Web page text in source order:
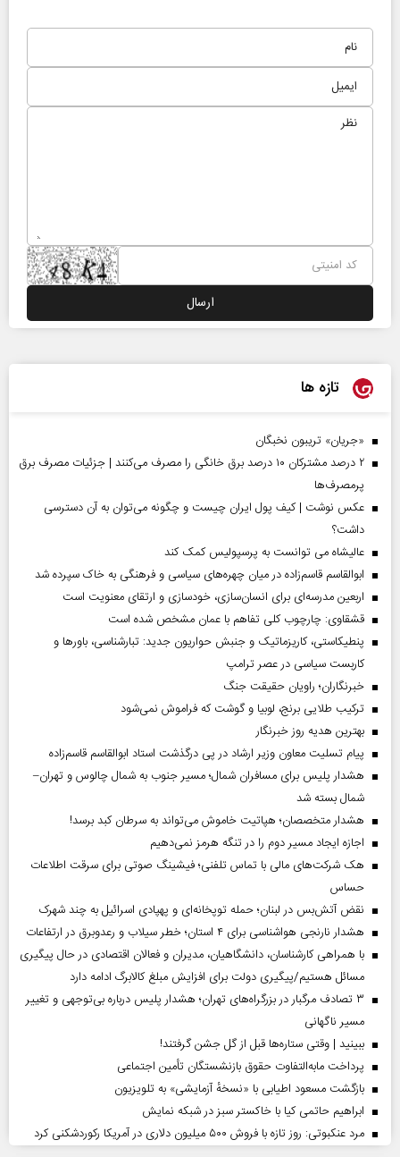
تازه ها
«جریان» تریبون نخبگان
۲ درصد مشترکان ۱۰ درصد برق خانگی را مصرف می‌کنند | جزئیات مصرف برق
پرمصرف‌ها
عکس نوشت | کیف پول ایران چیست و چگونه می‌توان به آن دسترسی
داشت؟
عالیشاه می توانست به پرسپولیس کمک کند
ابوالقاسم قاسم‌زاده در میان چهره‌های سیاسی و فرهنگی به خاک سپرده شد
اربعین مدرسه‌ای برای انسان‌سازی، خودسازی و ارتقای معنویت است
قشقاوی: چارچوب کلی تفاهم با عمان مشخص شده است
پنطیکاستی، کاریزماتیک و جنبش حواریون جدید: تبارشناسی، باور‌ها و
کاربست سیاسی در عصر ترامپ
خبرنگاران؛ راویان حقیقت جنگ
ترکیب طلایی برنج، لوبیا و گوشت که فراموش نمی‌شود
بهترین هدیه روز خبرنگار
پیام تسلیت معاون وزیر ارشاد در پی درگذشت استاد ابوالقاسم قاسم‌زاده
هشدار پلیس برای مسافران شمال؛ مسیر جنوب به شمال چالوس و تهران–
شمال بسته شد
هشدار متخصصان؛ هپاتیت خاموش می‌تواند به سرطان کبد برسد!
اجازه ایجاد مسیر دوم را در تنگه هرمز نمی‌دهیم
هک شرکت‌های مالی با تماس تلفنی؛ فیشینگ صوتی برای سرقت اطلاعات
حساس
نقض آتش‌بس در لبنان؛ حمله توپخانه‌ای و پهپادی اسرائیل به چند شهرک
هشدار نارنجی هواشناسی برای ۴ استان؛ خطر سیلاب و رعدوبرق در ارتفاعات
با همراهی کارشناسان، دانشگاهیان، مدیران و فعالان اقتصادی در حال پیگیری
مسائل هستیم/پیگیری دولت برای افزایش مبلغ کالابرگ ادامه دارد
۳ تصادف مرگبار در بزرگراه‌های تهران؛ هشدار پلیس درباره بی‌توجهی و تغییر
مسیر ناگهانی
ببینید | وقتی ستاره‌ها قبل از گل جشن گرفتند!
پرداخت مابه‌التفاوت حقوق بازنشستگان تأمین اجتماعی
بازگشت مسعود اطیابی با «نسخهٔ آزمایشی» به تلویزیون
ابراهیم حاتمی کیا با خاکستر سبز در شبکه نمایش
مرد عنکبوتی: روز تازه با فروش ۵۰۰ میلیون دلاری در آمریکا رکوردشکنی کرد